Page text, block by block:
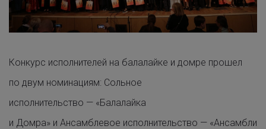
Конкурс исполнителей на балалайке и домре прошел
по двум номинациям: Сольное
исполнительство — «Балалайка
и Домра» и Ансамблевое исполнительство — «Ансамбли